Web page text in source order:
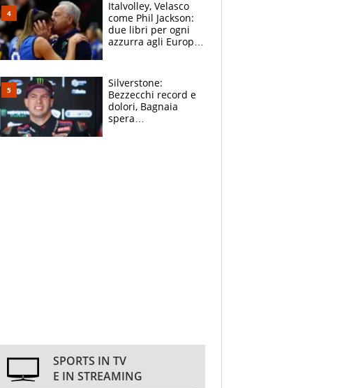
Italvolley, Velasco
come Phil Jackson:
due libri per ogni
azzurra agli Europei.
Silverstone:
Bezzecchi record e
dolori, Bagnaia
spera
SPORTS IN TV
E IN STREAMING